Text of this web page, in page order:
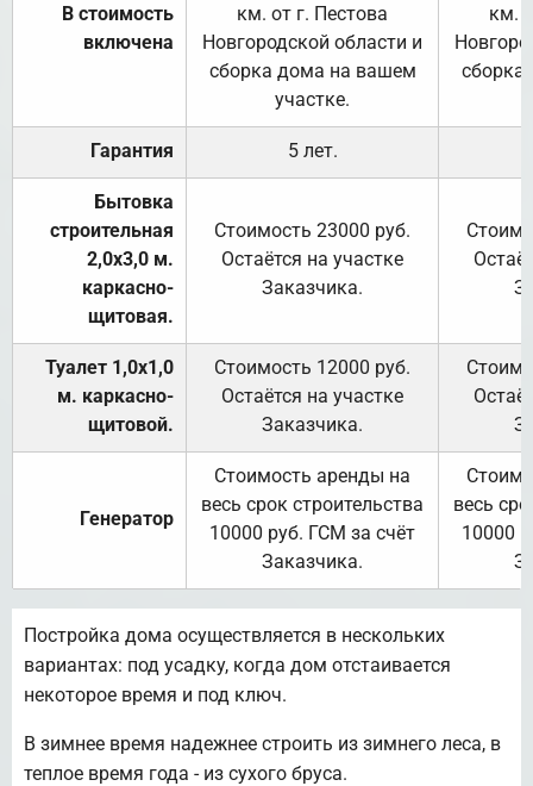
В стоимость
включена
км. от г. Пестова
Новгородской области и
сборка дома на вашем
участке.
км.
Гарантия 5 лет.
Бытовка
строительная
2,0х3,0 м.
каркасно-
щитовая.
Стоимость 23000 руб.
Остаётся на участке
Заказчика.
Туалет 1,0х1,0
м. каркасно-
щитовой.
Стоимость 12000 руб.
Остаётся на участке
Заказчика.
Генератор
Стоимость аренды на
весь срок строительства
10000 руб. ГСМ за счёт
Заказчика.
весь
10000
Постройка дома осуществляется в нескольких
вариантах: под усадку, когда дом отстаивается
некоторое время и под ключ.
В зимнее время надежнее строить из зимнего леса, в
теплое время года - из сухого бруса.